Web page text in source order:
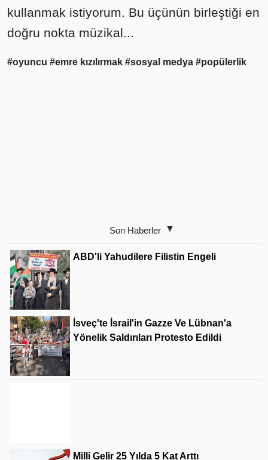
kullanmak istiyorum. Bu üçünün birleştiği en
doğru nokta müzikal...
#oyuncu #emre kızılırmak #sosyal medya #popülerlik
Son Haberler
ABD'li Yahudilere Filistin Engeli
İsveç'te İsrail'in Gazze Ve Lübnan'a
Yönelik Saldırıları Protesto Edildi
Milli Gelir 25 Yılda 5 Kat Arttı